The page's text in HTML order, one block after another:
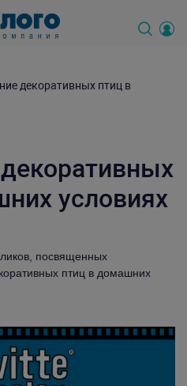
декоративных птиц в
условиях
посвященных
птиц в домашних